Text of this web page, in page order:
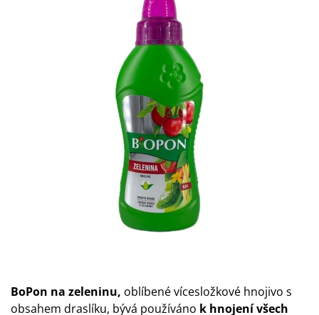
BoPon na zeleninu, oblíbené vícesložkové hnojivo s
obsahem draslíku, bývá používáno k hnojení všech